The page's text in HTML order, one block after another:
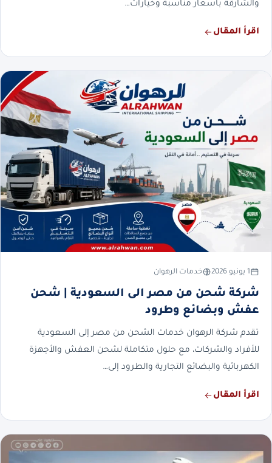
والشارقة بأسعار مناسبة وخيارات…
اقرأ المقال
1 يونيو 2026 خدمات الرهوان
شركة شحن من مصر الى السعودية | شحن
عفش وبضائع وطرود
تقدم شركة الرهوان خدمات الشحن من مصر إلى السعودية
للأفراد والشركات، مع حلول متكاملة لشحن العفش والأجهزة
الكهربائية والبضائع التجارية والطرود إلى…
اقرأ المقال